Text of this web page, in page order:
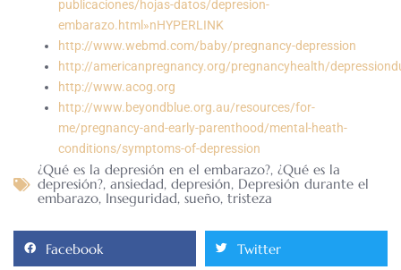
publicaciones/hojas-datos/depresion-
embarazo.html»nHYPERLINK
http://www.webmd.com/baby/pregnancy-depression
http://americanpregnancy.org/pregnancyhealth/
http://www.acog.org
http://www.beyondblue.org.au/resources/for-
me/pregnancy-and-early-parenthood/mental-heath-
conditions/symptoms-of-depression
¿Qué es la depresión en el embarazo?, ¿Qué es la
depresión?, ansiedad, depresión, Depresión durante el
embarazo, Inseguridad, sueño, tristeza
Facebook Twitter